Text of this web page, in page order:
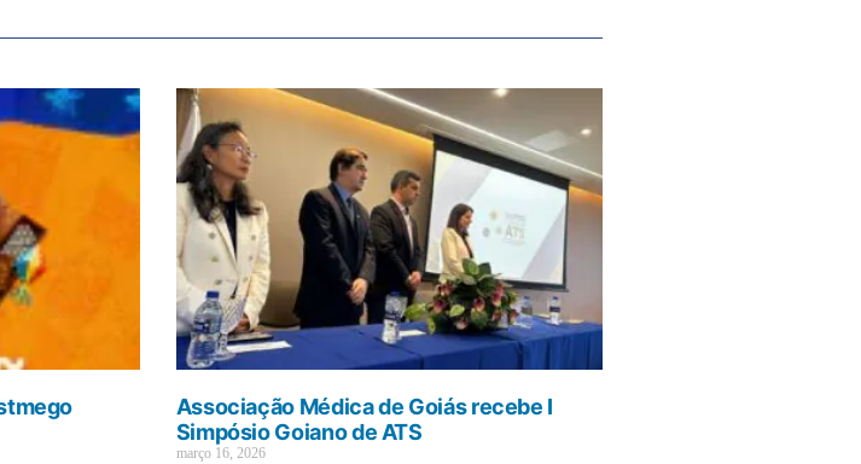
Associação Médica de Goiás recebe I
Simpósio Goiano de ATS
março 16, 2026